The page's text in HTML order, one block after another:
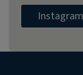
Instagram